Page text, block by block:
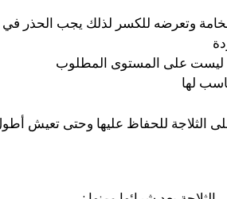
وتعرضه للكسر لذلك يجب الحذر في
ليست على المستوى المطلوب
لها
الثلاجة للحفاظ عليها وحتى تعيش